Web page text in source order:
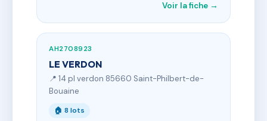
Voir la fiche →
AH2708923
LE VERDON
📍 14 pl verdon 85660 Saint-Philbert-de-
Bouaine
🏠 8 lots